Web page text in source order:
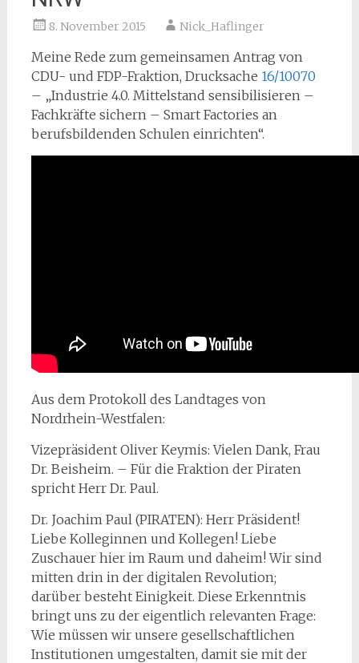
8. November 2015 Nick_Haflinger
Meine Rede zum gemeinsamen Antrag von
CDU- und FDP-Fraktion, Drucksache 16/10070
– „Industrie 4.0. Mittelstand sensibilisieren –
Fachkräfte sichern – Smart Factories an
berufsbildenden Schulen einrichten“.
Aus dem Protokoll des Landtages von
Nordrhein-Westfalen:
Vizepräsident Oliver Keymis: Vielen Dank, Frau
Dr. Beisheim. – Für die Fraktion der Piraten
spricht Herr Dr. Paul.
Dr. Joachim Paul (PIRATEN): Herr Präsident!
Liebe Kolleginnen und Kollegen! Liebe
Zuschauer hier im Raum und daheim! Wir sind
mitten drin in der digitalen Revolution;
darüber besteht Einigkeit. Diese Erkenntnis
bringt uns zu der eigentlich relevanten Frage:
Wie müssen wir unsere gesellschaftlichen
Institutionen umgestalten, damit sie mit der